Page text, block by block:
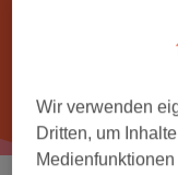
Wir verwenden
Dritten, um